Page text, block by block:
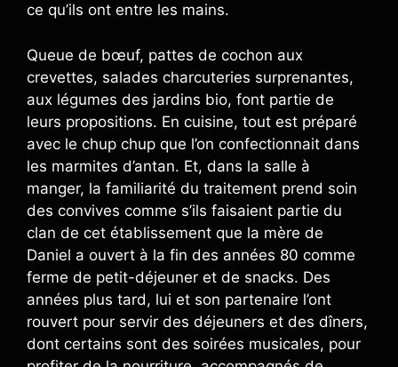
ce qu’ils ont entre les mains.
Queue de bœuf, pattes de cochon aux
crevettes, salades charcuteries surprenantes,
aux légumes des jardins bio, font partie de
leurs propositions. En cuisine, tout est préparé
avec le chup chup que l’on confectionnait dans
les marmites d’antan. Et, dans la salle à
manger, la familiarité du traitement prend soin
des convives comme s’ils faisaient partie du
clan de cet établissement que la mère de
Daniel a ouvert à la fin des années 80 comme
ferme de petit-déjeuner et de snacks. Des
années plus tard, lui et son partenaire l’ont
rouvert pour servir des déjeuners et des dîners,
dont certains sont des soirées musicales, pour